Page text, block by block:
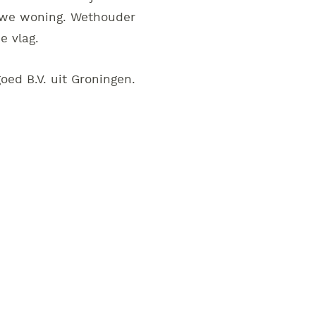
woning. Wethouder
vlag.
B.V. uit Groningen.